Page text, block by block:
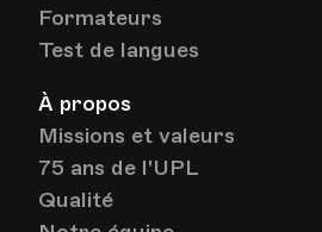
Formateurs
Test de langues
À propos
Missions et valeurs
75 ans de l'UPL
Qualité